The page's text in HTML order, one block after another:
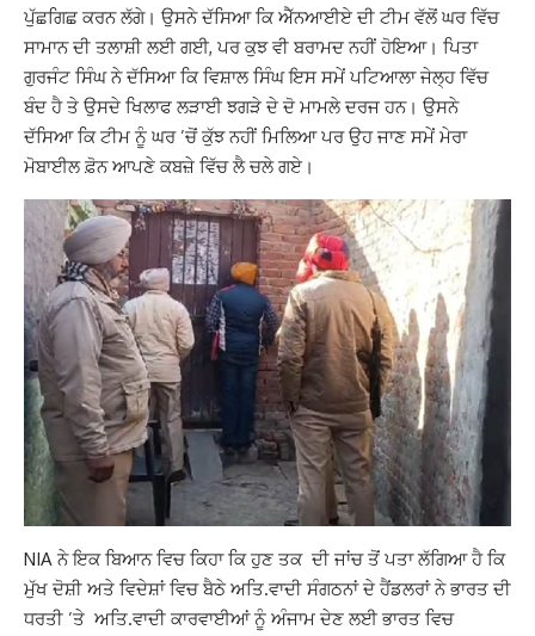
ਪੁੱਛਗਿਛ ਕਰਨ ਲੱਗੇ। ਉਸਨੇ ਦੱਸਿਆ ਕਿ ਐੱਨਆਈਏ ਦੀ ਟੀਮ ਵੱਲੋਂ ਘਰ ਵਿੱਚ
ਸਾਮਾਨ ਦੀ ਤਲਾਸ਼ੀ ਲਈ ਗਈ, ਪਰ ਕੁਝ ਵੀ ਬਰਾਮਦ ਨਹੀਂ ਹੋਇਆ। ਪਿਤਾ
ਗੁਰਜੰਟ ਸਿੰਘ ਨੇ ਦੱਸਿਆ ਕਿ ਵਿਸ਼ਾਲ ਸਿੰਘ ਇਸ ਸਮੇਂ ਪਟਿਆਲਾ ਜੇਲ੍ਹ ਵਿੱਚ
ਬੰਦ ਹੈ ਤੇ ਉਸਦੇ ਖਿਲਾਫ ਲੜਾਈ ਝਗੜੇ ਦੇ ਦੋ ਮਾਮਲੇ ਦਰਜ ਹਨ। ਉਸਨੇ
ਦੱਸਿਆ ਕਿ ਟੀਮ ਨੂੰ ਘਰ ’ਚੋਂ ਕੁੱਝ ਨਹੀਂ ਮਿਲਿਆ ਪਰ ਉਹ ਜਾਣ ਸਮੇਂ ਮੇਰਾ
ਮੋਬਾਈਲ ਫ਼ੋਨ ਆਪਣੇ ਕਬਜ਼ੇ ਵਿੱਚ ਲੈ ਚਲੇ ਗਏ।
NIA ਨੇ ਇਕ ਬਿਆਨ ਵਿਚ ਕਿਹਾ ਕਿ ਹੁਣ ਤਕ ਦੀ ਜਾਂਚ ਤੋਂ ਪਤਾ ਲੱਗਿਆ ਹੈ ਕਿ
ਮੁੱਖ ਦੋਸ਼ੀ ਅਤੇ ਵਿਦੇਸ਼ਾਂ ਵਿਚ ਬੈਠੇ ਅਤਿ.ਵਾਦੀ ਸੰਗਠਨਾਂ ਦੇ ਹੈਂਡਲਰਾਂ ਨੇ ਭਾਰਤ ਦੀ
ਧਰਤੀ ’ਤੇ ਅਤਿ.ਵਾਦੀ ਕਾਰਵਾਈਆਂ ਨੂੰ ਅੰਜਾਮ ਦੇਣ ਲਈ ਭਾਰਤ ਵਿਚ